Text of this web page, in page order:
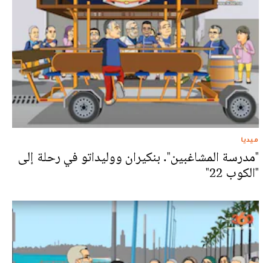
ميديا
"مدرسة المشاغبين". بنكيران ووليداتو في رحلة إلى
"الكوب 22"